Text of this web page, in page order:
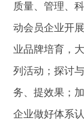
质量、管理、
动会员企业开
业品牌培育，
列活动；探讨
务、提效果；
企业做好体系